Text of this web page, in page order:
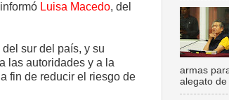
Luisa Macedo, del
sur del país, y su
las autoridades y a la
fin de reducir el riesgo de
armas
alegato de